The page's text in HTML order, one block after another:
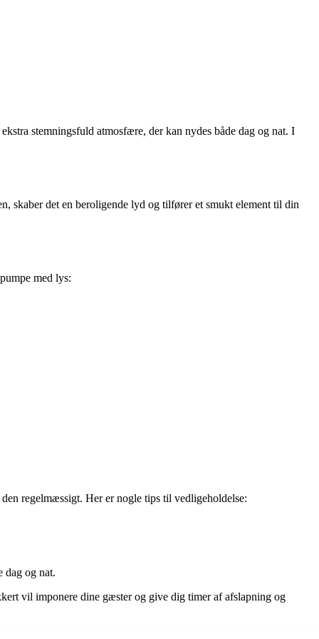
stemningsfuld atmosfære, der kan nydes både dag og nat. I
skaber det en beroligende lyd og tilfører et smukt element til din
med lys:
regelmæssigt. Her er nogle tips til vedligeholdelse:
dag og nat.
vil imponere dine gæster og give dig timer af afslapning og